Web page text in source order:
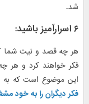
شد.
۶ اسرارآمیز باشید:
هر چه قصد و نیت شما
فکر خواهند کرد و هر
این موضوع است که به
فکر دیگران را به خود